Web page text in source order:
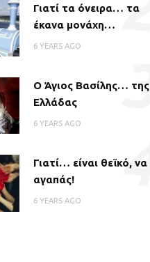
Γιατί τα όνειρα… τα
έκανα μονάχη…
6 YEARS AGO
Ο Άγιος Βασίλης… της
Ελλάδας
6 YEARS AGO
3
Γιατί… είναι θεϊκό, να
αγαπάς!
6 YEARS AGO
4